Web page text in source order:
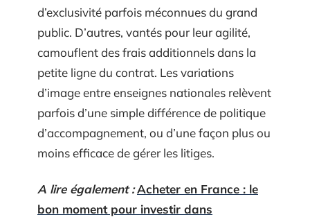
d’exclusivité parfois méconnues du grand
public. D’autres, vantés pour leur agilité,
camouflent des frais additionnels dans la
petite ligne du contrat. Les variations
d’image entre enseignes nationales relèvent
parfois d’une simple différence de politique
d’accompagnement, ou d’une façon plus ou
moins efficace de gérer les litiges.
A lire également :Acheter en France : le
bon moment pour investir dans